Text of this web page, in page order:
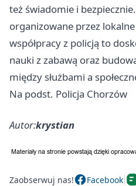
też świadomie i
organizowane przez
współpracy z policją to
nauki z zabawą oraz
między służbami a
Na podst. Policja Chorzów
Autor:krystian
Zaobserwuj nas! Facebook